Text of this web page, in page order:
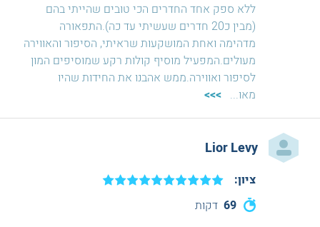
ללא ספק אחד החדרים הכי טובים שהייתי בהם
(מבין כ20 חדרים שעשיתי עד כה).התפאורה
מדהימה ואחת המושקעות שראיתי, הסיפור והאווירה
מעולים.המפעיל מוסיף קולות רקע שמוסיפים המון
לסיפור ואווירה.ממש אהבנו את החידות שהיו
מאו...
>>>
Lior Levy
69 דקות
ציון: